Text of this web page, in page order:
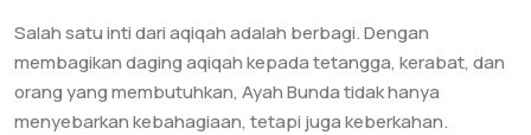
Salah satu inti dari aqiqah adalah berbagi. Dengan
membagikan daging aqiqah kepada tetangga, kerabat, dan
orang yang membutuhkan, Ayah Bunda tidak hanya
menyebarkan kebahagiaan, tetapi juga keberkahan.